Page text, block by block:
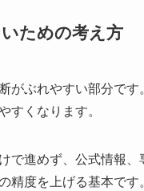
ための考え方
がぶれやすい部分で
すくなります。
で進めず、公式情報
精度を上げる基本です